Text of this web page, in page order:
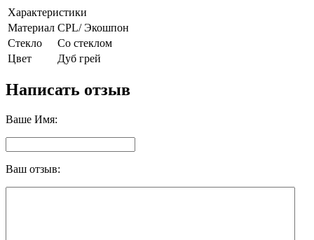
Характеристики
Материал CPL/ Экошпон
Стекло
Со стеклом
Цвет
Дуб грей
Написать отзыв
Ваше Имя:
Ваш отзыв: